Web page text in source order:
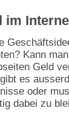
im
Kann
Geld
es
oder
dabei zu